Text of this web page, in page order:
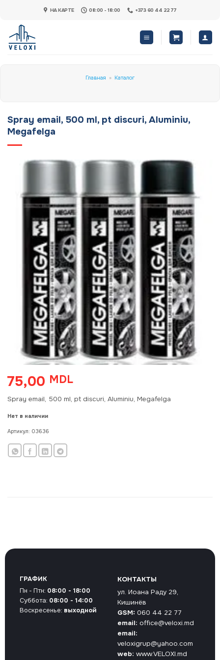
content
НА КАРТЕ 08:00 - 18:00 +373 60 44 22 77
Главная » Каталог
Spray email, 500 ml, pt discuri, Aluminiu,
Megafelga
75,00 MDL
Spray email, 500 ml, pt discuri, Aluminiu, Megafelga
Нет в наличии
Артикул: 03636
КОНТАКТЫ
ул. Иоана Раду 29,
Кишинёв
GSM: 060 44 22 77
email: office@veloxi.md
email:
veloxigrup@yahoo.com
web: www.VELOXI.md
ГРАФИК
Пн - Птн: 08:00 - 18:00
Суббота: 08:00 - 14:00
Воскресенье: выходной